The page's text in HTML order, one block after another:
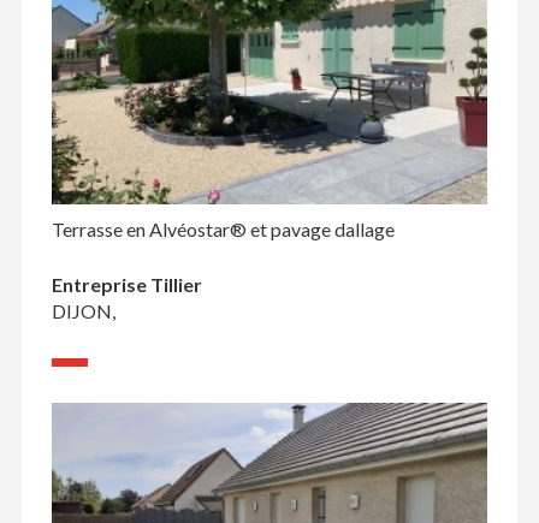
Terrasse en Alvéostar® et pavage dallage
Entreprise Tillier
DIJON,